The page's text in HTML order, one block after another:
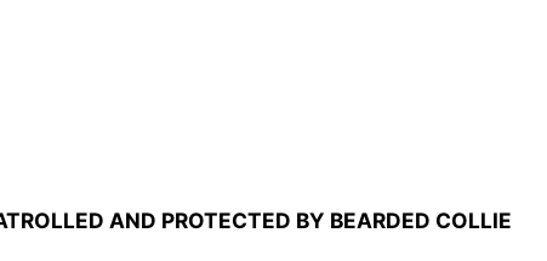
AND PROTECTED BY BEARDED COLLIE